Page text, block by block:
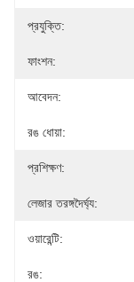
প্রযুক্তি:
ফাংশন:
আবেদন:
রঙ ধোয়া:
প্রশিক্ষণ:
লেজার তরঙ্গদৈর্ঘ্য:
ওয়ারেন্টি:
রঙ: